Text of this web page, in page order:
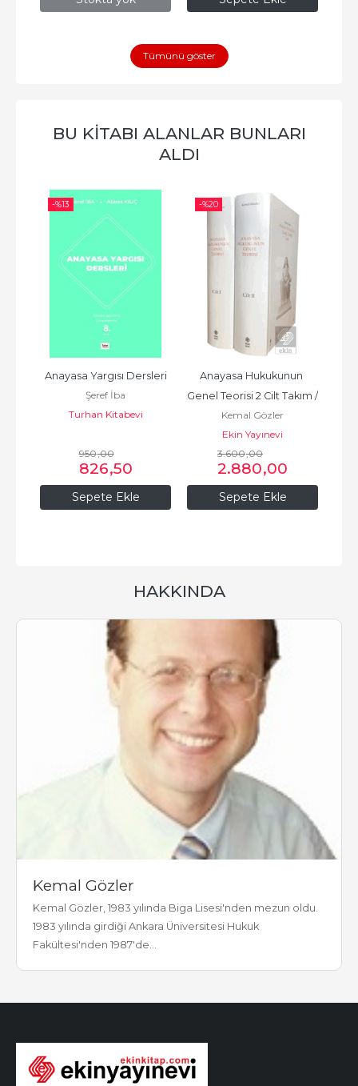
Tümünü göster
BU KITABI ALANLAR BUNLARI
ALDI
-%13
Sepete Ekle
Anayasa Yargısı Dersleri
Şeref İba
Turhan Kitabevi
950,00
826,50
-%20
Sepete Ekle
Anayasa Hukukunun
Genel Teorisi 2 Cilt Takım /
Kemal Gözler
Kemal Gözler
Ekin Yayınevi
3.600,00
2.880,00
HAKKINDA
Kemal Gözler
Kemal Gözler, 1983 yılında Biga Lisesi'nden mezun oldu.
1983 yılında girdiği Ankara Üniversitesi Hukuk
Fakültesi'nden 1987'de...